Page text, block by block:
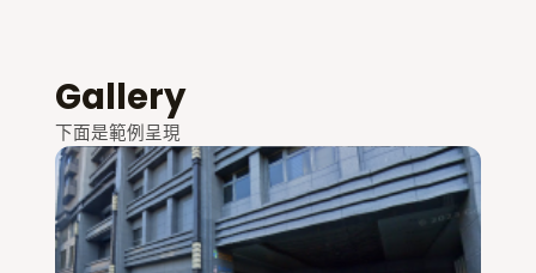
Gallery
下面是範例呈現